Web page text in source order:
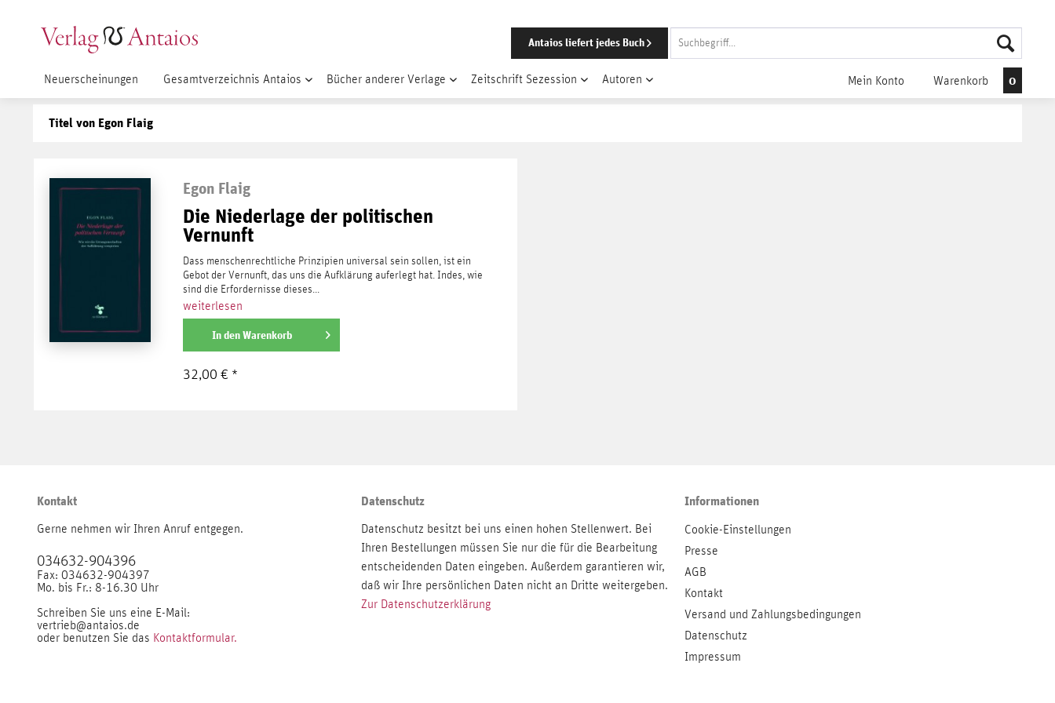
Antaios liefert jedes Buch
Neuerscheinungen Gesamtverzeichnis Antaios Bücher anderer Verlage Zeitschrift Sezession Autoren Mein Konto Warenkorb 0
Titel von Egon Flaig
Egon Flaig
Die Niederlage der politischen
Vernunft
Dass menschenrechtliche Prinzipien universal sein sollen, ist ein
Gebot der Vernunft, das uns die Aufklärung auferlegt hat. Indes, wie
sind die Erfordernisse dieses...
weiterlesen
In den Warenkorb
32,00 € *
Kontakt
Gerne nehmen wir Ihren Anruf entgegen.
034632-904396
Fax: 034632-904397
Mo. bis Fr.: 8-16.30 Uhr
Schreiben Sie uns eine E-Mail:
vertrieb@antaios.de
oder benutzen Sie das Kontaktformular.
Datenschutz
Datenschutz besitzt bei uns einen hohen Stellenwert. Bei
Ihren Bestellungen müssen Sie nur die für die Bearbeitung
entscheidenden Daten eingeben. Außerdem garantieren wir,
daß wir Ihre persönlichen Daten nicht an Dritte weitergeben.
Zur Datenschutzerklärung
Informationen
Cookie-Einstellungen
Presse
AGB
Kontakt
Versand und Zahlungsbedingungen
Datenschutz
Impressum